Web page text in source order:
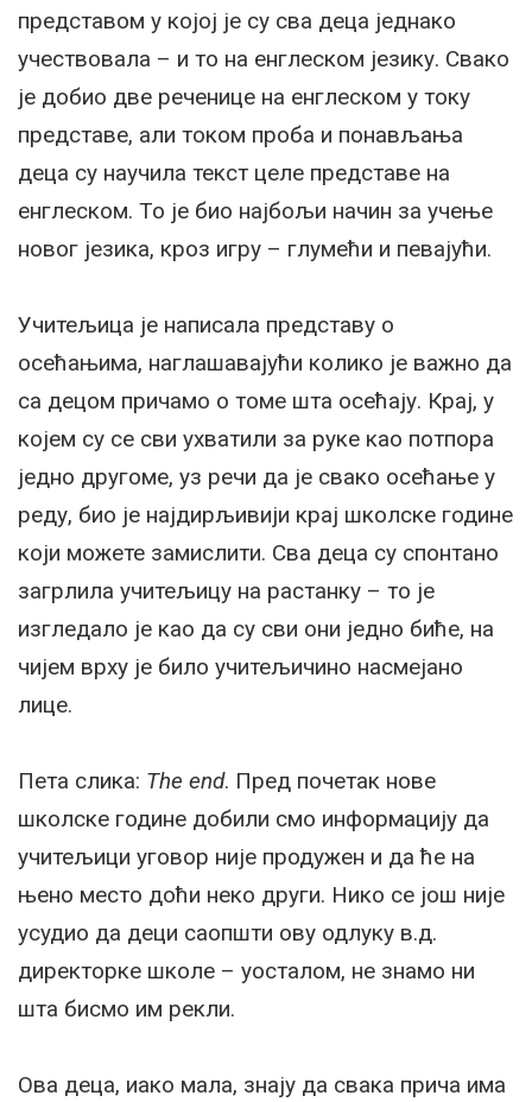
представом у којој је су сва деца једнако
учествовала – и то на енглеском језику. Свако
је добио две реченице на енглеском у току
представе, али током проба и понављања
деца су научила текст целе представе на
енглеском. То је био најбољи начин за учење
новог језика, кроз игру – глумећи и певајући.
Учитељица је написала представу о
осећањима, наглашавајући колико је важно да
са децом причамо о томе шта осећају. Крај, у
којем су се сви ухватили за руке као потпора
једно другоме, уз речи да је свако осећање у
реду, био је најдирљивији крај школске године
који можете замислити. Сва деца су спонтано
загрлила учитељицу на растанку – то је
изгледало је као да су сви они једно биће, на
чијем врху је било учитељичино насмејано
лице.
Пета слика: The end. Пред почетак нове
школске године добили смо информацију да
учитељици уговор није продужен и да ће на
њено место доћи неко други. Нико се још није
усудио да деци саопшти ову одлуку в.д.
директорке школе – уосталом, не знамо ни
шта бисмо им рекли.
Ова деца, иако мала, знају да свака прича има